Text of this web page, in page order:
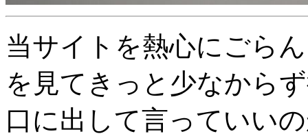
当サイトを熱心にごら
を見てきっと少なから
口に出して言っていい